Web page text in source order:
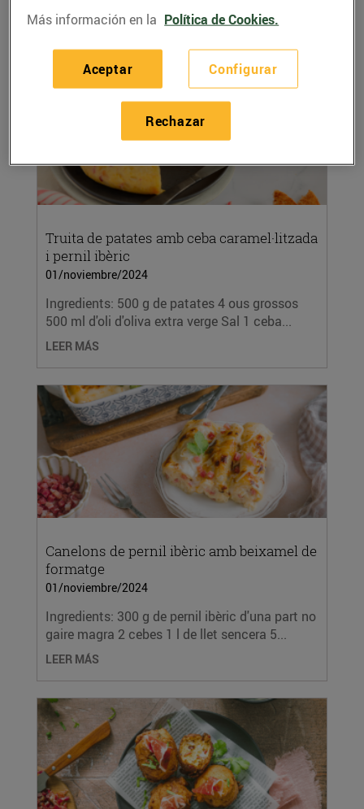
LEER MÁS
Truita de patates amb ceba caramel·litzada
i pernil ibèric
01/noviembre/2024
Ingredients: 500 g de patates 4 ous grossos
500 ml d'oli d'oliva extra verge Sal 1 ceba...
LEER MÁS
Canelons de pernil ibèric amb beixamel de
formatge
01/noviembre/2024
Ingredients: 300 g de pernil ibèric d'una part no
gaire magra 2 cebes 1 l de llet sencera 5...
LEER MÁS
Más información en la Política de Cookies.
Configurar
Rechazar
Aceptar